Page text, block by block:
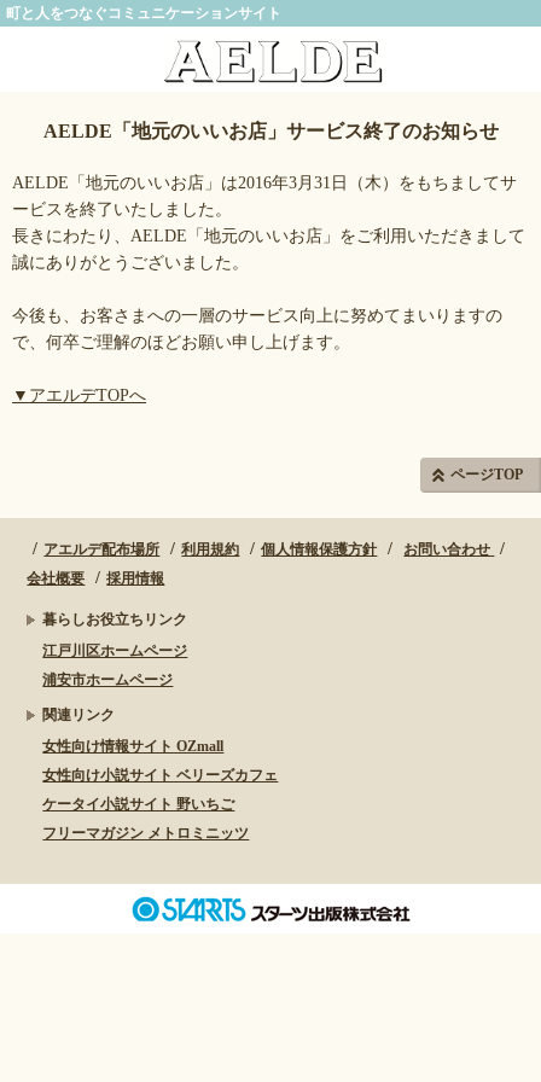
町と人をつなぐコミュニケーションサイト
AELDE「地元のいいお店」サービス終了のお知らせ
AELDE「地元のいいお店」は2016年3月31日（木）をもちましてサ
ービスを終了いたしました。
長きにわたり、AELDE「地元のいいお店」をご利用いただきまして
誠にありがとうございました。
今後も、お客さまへの一層のサービス向上に努めてまいりますの
で、何卒ご理解のほどお願い申し上げます。
▼アエルデTOPへ
ページTOP
アエルデ配布場所 利用規約 個人情報保護方針
お問い合わせ
会社概要
採用情報
暮らしお役立ちリンク
江戸川区ホームページ
浦安市ホームページ
関連リンク
女性向け情報サイト OZmall
女性向け小説サイト ベリーズカフェ
ケータイ小説サイト 野いちご
フリーマガジン メトロミニッツ